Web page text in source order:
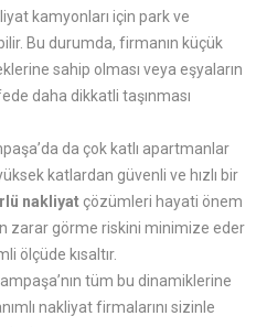
kamyonları için park ve
Bu durumda, firmanın küçük
sahip olması veya eşyaların
daha dikkatli taşınması
da çok katlı apartmanlar
katlardan güvenli ve hızlı bir
nakliyat çözümleri hayati önem
zarar görme riskini minimize eder
ölçüde kısaltır.
tüm bu dinamiklerine
nakliyat firmalarını sizinle